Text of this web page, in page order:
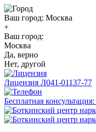
Ваш город: Москва
+
Ваш город:
Москва
Да, верно
Нет, другой
Лицензия Л041-01137-77
Бесплатная консультация: